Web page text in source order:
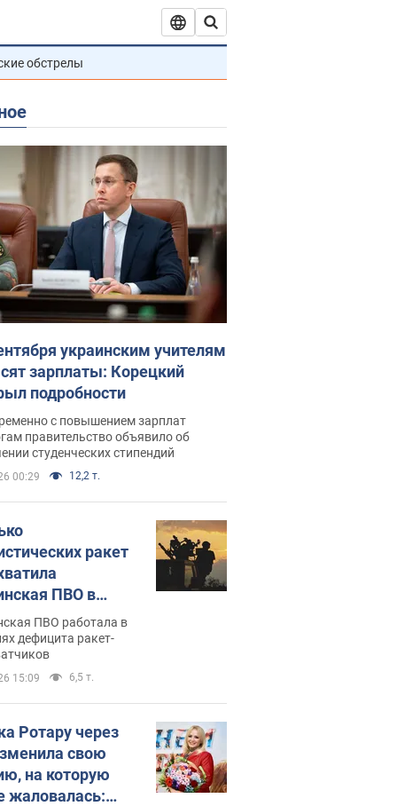
обстрелы
украинским учителям
зарплаты: Корецкий
подробности
с повышением зарплат
правительство объявило об
студенческих стипендий
00:29 12,2 т.
ракет
ПВО в
в Минобороны
цифру
ПВО работала в
дефицита ракет-
15:09 6,5 т.
Ротару через
свою
на которую
жаловалась: